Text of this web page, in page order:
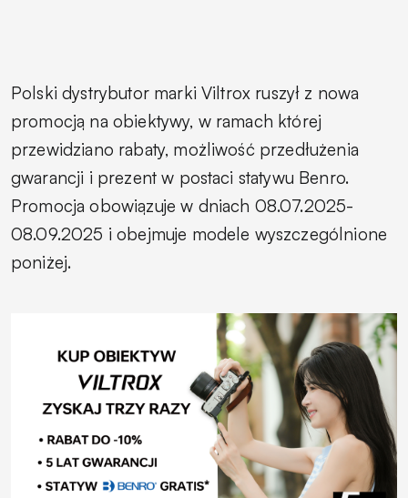
Polski dystrybutor marki Viltrox ruszył z nowa
promocją na obiektywy, w ramach której
przewidziano rabaty, możliwość przedłużenia
gwarancji i prezent w postaci statywu Benro.
Promocja obowiązuje w dniach 08.07.2025-
08.09.2025 i obejmuje modele wyszczególnione
poniżej.